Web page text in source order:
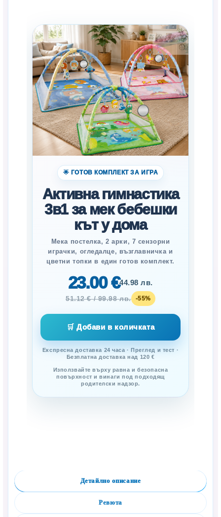
🌟 ГОТОВ КОМПЛЕКТ ЗА ИГРА
Активна гимнастика
3в1 за мек бебешки
кът у дома
Мека постелка, 2 арки, 7 сензорни
играчки, огледалце, възглавничка и
цветни топки в един готов комплект.
23.00 €44.98 лв.
51.12 € / 99.98 лв. -55%
🛒 Добави в количката
Експресна доставка 24 часа · Преглед и тест ·
Безплатна доставка над 120 €
Използвайте върху равна и безопасна
повърхност и винаги под подходящ
родителски надзор.
Детайлно описание
Ревюта